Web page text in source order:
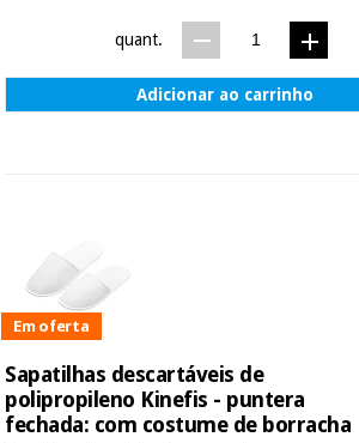
quant.
Adicionar ao carrinho
Em oferta
Sapatilhas descartáveis de
polipropileno Kinefis - puntera
fechada: com costume de borracha